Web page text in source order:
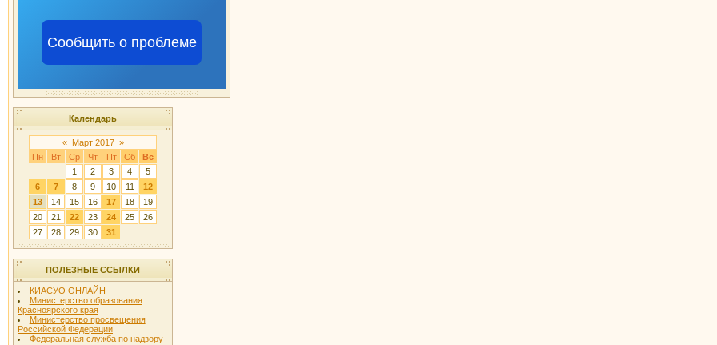
Сообщить о проблеме
Календарь
« Март 2017 »
Пн
Вт Ср Чт Пт Сб
Вс
1
2 3 4
5
6
7 8 9 10 11
12
13
14 15 16 17 18
19
20
21 22 23 24 25
26
27
28 29 30 31
ПОЛЕЗНЫЕ ССЫЛКИ
КИАСУО ОНЛАЙН
Министерство образования
Красноярского края
Министерство просвещения
Российской Федерации
Федеральная служба по надзору